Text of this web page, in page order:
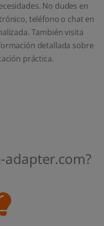
No dudes en
teléfono o chat en
También visita
detallada sobre
práctica.
adapter.com?